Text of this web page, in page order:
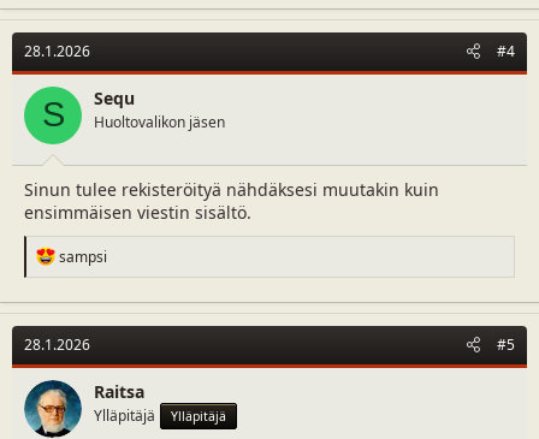
28.1.2026 #4
S Sequ
Huoltovalikon jäsen
Sinun tulee rekisteröityä nähdäksesi muutakin kuin
ensimmäisen viestin sisältö.
R
e
c
t
i
o
n
s
:
sampsi
28.1.2026 #5
Raitsa
Ylläpitäjä Ylläpitäjä